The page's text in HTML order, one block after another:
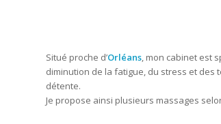
Situé proche d’Orléans, mon cabinet est
diminution de la fatigue, du stress et des
détente.
Je propose ainsi plusieurs massages